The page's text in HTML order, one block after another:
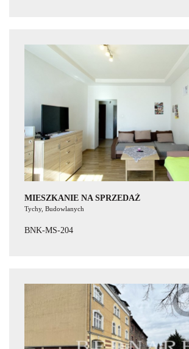
MIESZKANIE NA SPRZEDAŻ
Tychy, Budowlanych
BNK-MS-204